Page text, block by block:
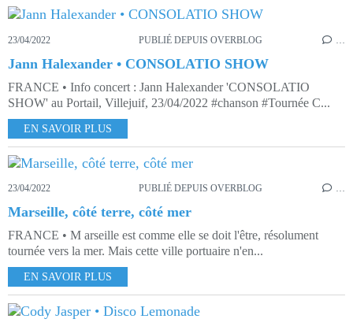
23/04/2022 PUBLIÉ DEPUIS OVERBLOG
Jann Halexander • CONSOLATIO SHOW
FRANCE • Info concert : Jann Halexander 'CONSOLATIO
SHOW' au Portail, Villejuif, 23/04/2022 #chanson #Tournée C...
EN SAVOIR PLUS
23/04/2022 PUBLIÉ DEPUIS OVERBLOG …
Marseille, côté terre, côté mer
FRANCE • M arseille est comme elle se doit l'être, résolument
tournée vers la mer. Mais cette ville portuaire n'en...
EN SAVOIR PLUS